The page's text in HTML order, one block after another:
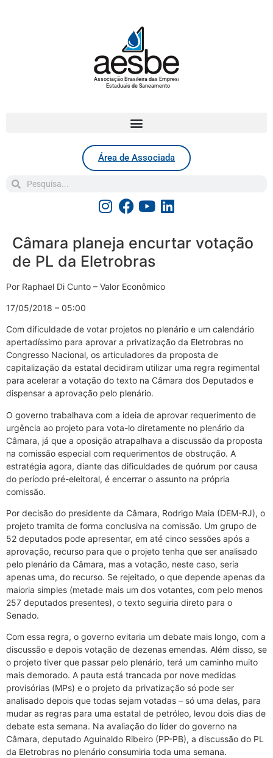
Associação Brasileira das Empresas
Estaduais de Saneamento
Área de Associada
Câmara planeja encurtar votação
de PL da Eletrobras
Por Raphael Di Cunto – Valor Econômico
17/05/2018 – 05:00
Com dificuldade de votar projetos no plenário e um calendário
apertadíssimo para aprovar a privatização da Eletrobras no
Congresso Nacional, os articuladores da proposta de
capitalização da estatal decidiram utilizar uma regra regimental
para acelerar a votação do texto na Câmara dos Deputados e
dispensar a aprovação pelo plenário.
O governo trabalhava com a ideia de aprovar requerimento de
urgência ao projeto para vota-lo diretamente no plenário da
Câmara, já que a oposição atrapalhava a discussão da proposta
na comissão especial com requerimentos de obstrução. A
estratégia agora, diante das dificuldades de quórum por causa
do período pré-eleitoral, é encerrar o assunto na própria
comissão.
Por decisão do presidente da Câmara, Rodrigo Maia (DEM-RJ), o
projeto tramita de forma conclusiva na comissão. Um grupo de
52 deputados pode apresentar, em até cinco sessões após a
aprovação, recurso para que o projeto tenha que ser analisado
pelo plenário da Câmara, mas a votação, neste caso, seria
apenas uma, do recurso. Se rejeitado, o que depende apenas da
maioria simples (metade mais um dos votantes, com pelo menos
257 deputados presentes), o texto seguiria direto para o
Senado.
Com essa regra, o governo evitaria um debate mais longo, com a
discussão e depois votação de dezenas emendas. Além disso, se
o projeto tiver que passar pelo plenário, terá um caminho muito
mais demorado. A pauta está trancada por nove medidas
provisórias (MPs) e o projeto da privatização só pode ser
analisado depois que todas sejam votadas – só uma delas, para
mudar as regras para uma estatal de petróleo, levou dois dias de
debate esta semana. Na avaliação do líder do governo na
Câmara, deputado Aguinaldo Ribeiro (PP-PB), a discussão do PL
da Eletrobras no plenário consumiria toda uma semana.